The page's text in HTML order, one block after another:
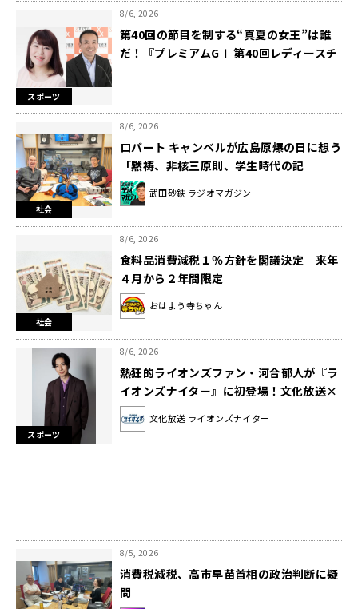
スポーツ
8/6, 2026
第40回の節目を制する“真夏の女王”は誰
だ！『プレミアムGⅠ 第40回レディースチ
社会
8/6, 2026
ロバート キャンベルが広島原爆の日に想う
「黙祷、非核三原則、学生時代の記
憶……」
武田砂鉄 ラジオマガジン
社会
8/6, 2026
食料品消費減税１％方針を閣議決定 来年
４月から２年間限定
おはよう寺ちゃん
スポーツ
8/6, 2026
熱狂的ライオンズファン・河合郁人が『ラ
イオンズナイター』に初登場！文化放送×
テレビ埼玉がライオンズ応援で再び強力タ
ッグも！
文化放送 ライオンズナイター
8/5, 2026
消費税減税、高市早苗首相の政治判断に疑
問